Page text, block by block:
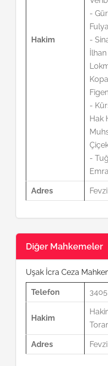
Hakim
-
-
-
Hak
-
Adres
Diğer Mahkemeler
Uşak İcra Ceza
Telefon
Hakim
Adres